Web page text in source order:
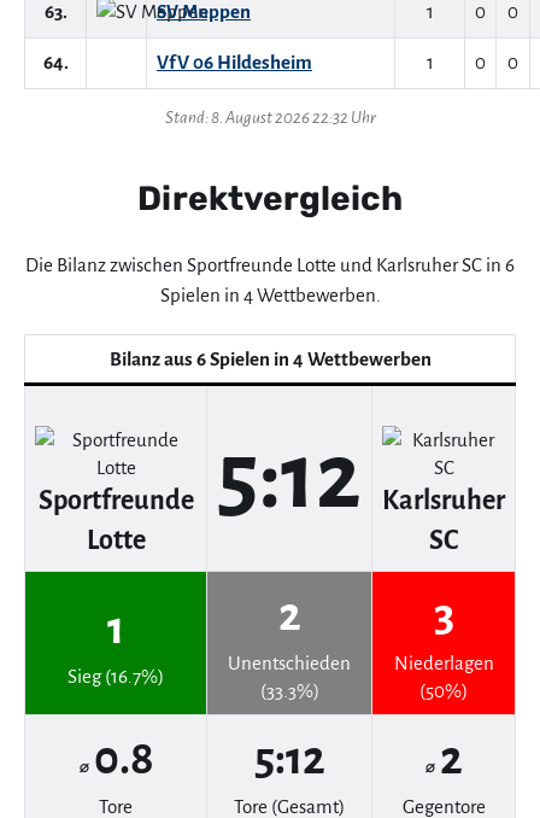
63. SV Meppen 1 0 0
64. VfV 06 Hildesheim 1 0 0
Stand: 8. August 2026 22:32 Uhr
Direktvergleich
Die Bilanz zwischen Sportfreunde Lotte und Karlsruher SC in 6
Spielen in 4 Wettbewerben.
Bilanz aus 6 Spielen in 4 Wettbewerben
Sportfreunde
Lotte
5:12
Karlsruher
SC
1
Sieg (16.7%)
2
Unentschieden
(33.3%)
3
Niederlagen
(50%)
⌀ 0.8
Tore
5:12
Tore (Gesamt)
⌀ 2
Gegentore